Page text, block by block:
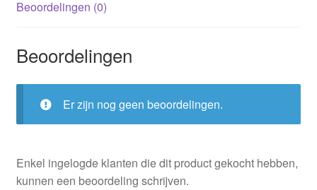
Beoordelingen (0)
Beoordelingen
Er zijn nog geen beoordelingen.
Enkel ingelogde klanten die dit product gekocht hebben,
kunnen een beoordeling schrijven.